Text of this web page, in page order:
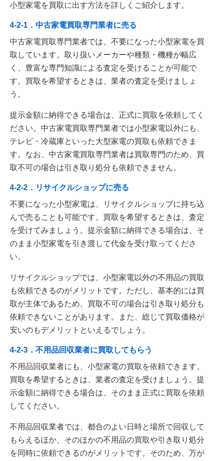
小型家電を買取に出す方法を詳しくご紹介します。
4-2-1．中古家電買取専門業者に売る
中古家電買取専門業者では、不要になった小型家電を買
取しています。取り扱いメーカーや種類・機種が幅広
く、豊富な専門知識による査定を受けることが可能で
す。買取を希望するときは、業者の査定を受けましょ
う。
提示金額に納得できる場合は、正式に買取を依頼してく
ださい。中古家電買取専門業者では小型家電以外にも、
テレビ・冷蔵庫といった大型家電の買取も依頼できま
す。なお、中古家電買取専門業者は買取専門のため、買
取不可の場合は引き取り処分も依頼できません。
4-2-2．リサイクルショップに売る
不要になった小型家電は、リサイクルショップに持ち込
んで売ることも可能です。買取を希望するときは、査定
を受けてみましょう。提示金額に納得できる場合は、そ
のまま小型家電を引き渡して代金を受け取ってくださ
い。
リサイクルショップでは、小型家電以外の不用品の買取
も依頼できるのがメリットです。ただし、基本的には買
取が主体であるため、買取不可の場合は引き取り処分も
依頼できないことがあります。また、総じて買取価格が
安いのもデメリットといえるでしょう。
4-2-3．不用品回収業者に買取してもらう
不用品回収業者にも、小型家電の買取を依頼できます。
買取を希望するときは、業者の査定を受けましょう。提
示金額に納得できる場合は、そのまま正式に買取を依頼
してください。
不用品回収業者では、都合のよい日時と場所で回収して
もらえるほか、そのほかの不用品の買取や引き取り処分
を同時に依頼できるのがメリットです。そのため、万が